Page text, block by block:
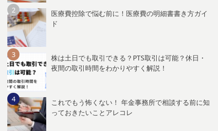
医療費控除で悩む前に！医療費の明細書書き方ガイ
ド
株は土日でも取引できる？PTS取引は可能？休日・
夜間の取引時間をわかりやすく解説！
これでもう怖くない！ 年金事務所で相談する前に知
っておきたいことアレコレ